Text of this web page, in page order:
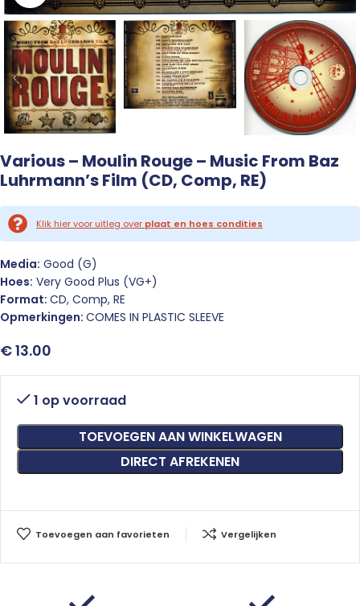
Various – Moulin Rouge – Music From Baz
Luhrmann’s Film (CD, Comp, RE)
Klik hier voor uitleg over plaat en hoes condities
Media: Good (G)
Hoes: Very Good Plus (VG+)
Format: CD, Comp, RE
Opmerkingen: COMES IN PLASTIC SLEEVE
€13.00
1 op voorraad
TOEVOEGEN AAN WINKELWAGEN
DIRECT AFREKENEN
Toevoegen aan favorieten Vergelijken